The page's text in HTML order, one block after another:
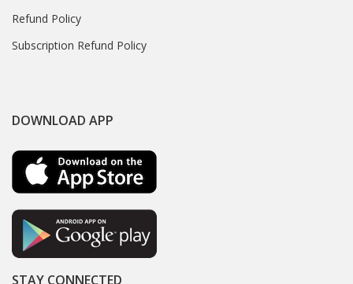
Refund Policy
Subscription Refund Policy
DOWNLOAD APP
STAY CONNECTED